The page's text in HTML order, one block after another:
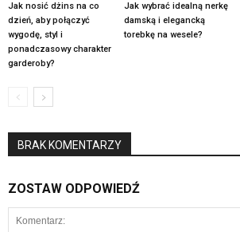
Jak nosić dżins na co
dzień, aby połączyć
wygodę, styl i
ponadczasowy charakter
garderoby?
Jak wybrać idealną nerkę
damską i elegancką
torebkę na wesele?
BRAK KOMENTARZY
ZOSTAW ODPOWIEDŹ